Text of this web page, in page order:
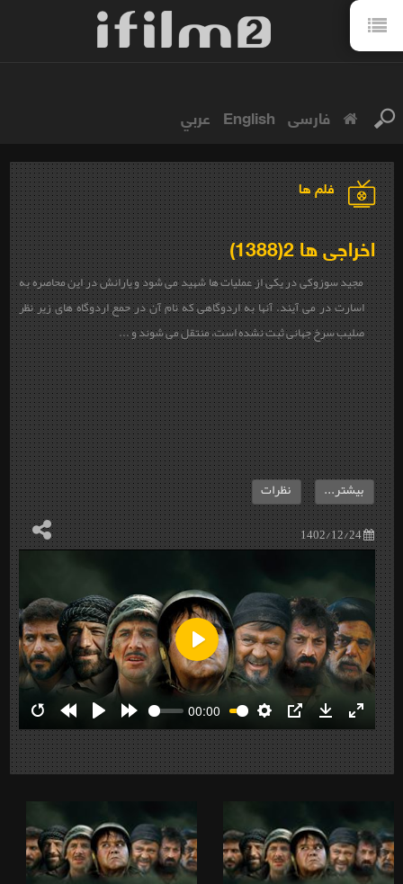
فارسی English عربي
فلم ها
اخراجی ها 2(1388)
مجید سوزوکی در یکی از عملیات ها شهید می شود و یارانش در این محاصره به
اسارت در می آیند. آنها به اردوگاهی که نام آن در حمع اردوگاه های زیر نظر
صلیب سرخ جهانی ثبت نشده است، منتقل می شوند و ...
1402/12/24
بیشتر... نظرات
RestartRewind
10s
Play Forward
10s
00:00
Settings
PIP Download
Enter
Play